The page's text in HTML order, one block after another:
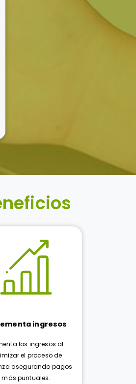
ingresos
los ingresos al
el proceso de
asegurando pagos
más puntuales.